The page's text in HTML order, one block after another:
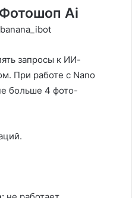
Ai
запросы к ИИ-
При работе с Nano
больше 4 фото-